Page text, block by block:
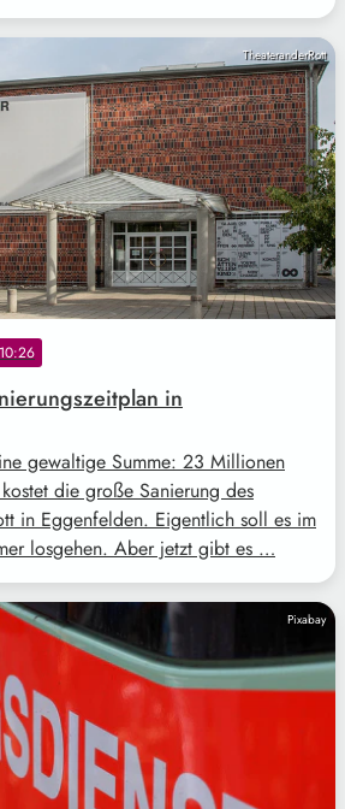
TheateranderRott
in
gewaltige Summe: 23 Millionen
die große Sanierung des
in Eggenfelden. Eigentlich soll es im
losgehen. Aber jetzt gibt es …
Pixabay